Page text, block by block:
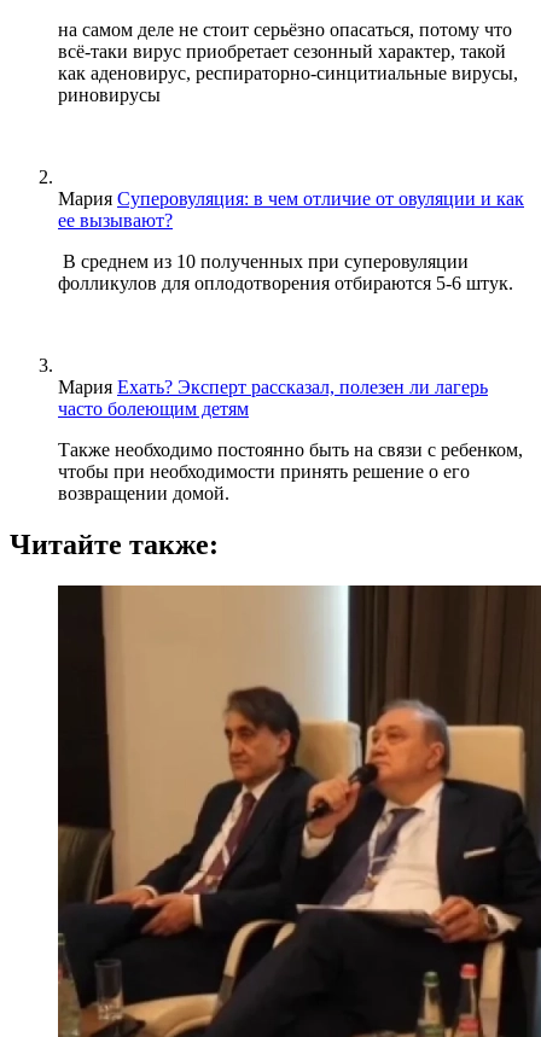
на самом деле не стоит серьёзно опасаться, потому что
всё-таки вирус приобретает сезонный характер, такой
как аденовирус, респираторно-синцитиальные вирусы,
риновирусы
Мария Суперовуляция: в чем отличие от овуляции и как
ее вызывают?
В среднем из 10 полученных при суперовуляции
фолликулов для оплодотворения отбираются 5-6 штук.
Мария Ехать? Эксперт рассказал, полезен ли лагерь
часто болеющим детям
Также необходимо постоянно быть на связи с ребенком,
чтобы при необходимости принять решение о его
возвращении домой.
Читайте также: